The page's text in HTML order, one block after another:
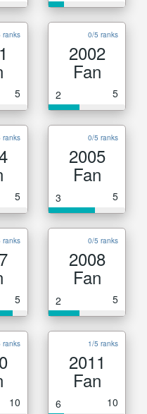
ranks
5
0/5 ranks
2002
Fan
2 5
ranks
5
0/5 ranks
2005
Fan
3 5
ranks
5
0/5 ranks
2008
Fan
2 5
ranks
10
1/5 ranks
2011
Fan
6 10